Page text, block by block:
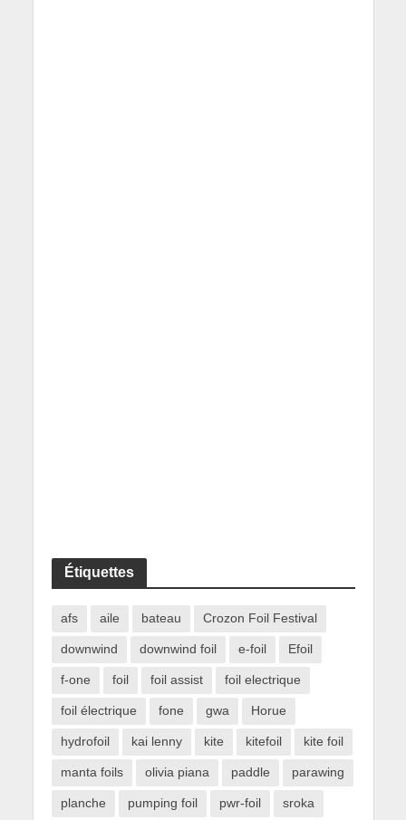
Étiquettes
afs aile bateau Crozon Foil Festival
downwind downwind foil e-foil Efoil
f-one foil foil assist foil electrique
foil électrique fone gwa Horue
hydrofoil kai lenny kite kitefoil kite foil
manta foils olivia piana paddle parawing
planche pumping foil pwr-foil sroka